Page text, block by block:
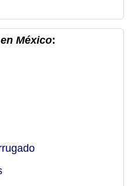
México: